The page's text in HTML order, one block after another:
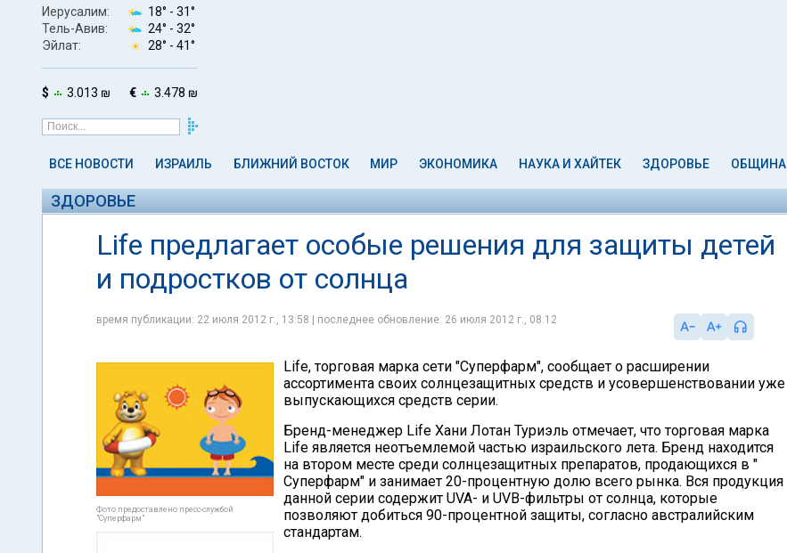
Иерусалим: 18° - 31°
Тель-Авив:
24° - 32°
Эйлат:
28° - 41°
$ 3.013 ₪ € 3.478 ₪
ВСЕ НОВОСТИ ИЗРАИЛЬ БЛИЖНИЙ ВОСТОК МИР ЭКОНОМИКА НАУКА И ХАЙТЕК ЗДОРОВЬЕ ОБЩИНА
ЗДОРОВЬЕ
Life предлагает особые решения для защиты детей
и подростков от солнца
время публикации: 22 июля 2012 г., 13:58 | последнее обновление: 26 июля 2012 г., 08:12
Фото предоставлено пресс-службой
"Суперфарм"
Life, торговая марка сети "Суперфарм", сообщает о расширении
ассортимента своих солнцезащитных средств и усовершенствовании уже
выпускающихся средств серии.
Бренд-менеджер Life Хани Лотан Туриэль отмечает, что торговая марка
Life является неотъемлемой частью израильского лета. Бренд находится
на втором месте среди солнцезащитных препаратов, продающихся в "
Суперфарм" и занимает 20-процентную долю всего рынка. Вся продукция
данной серии содержит UVA- и UVB-фильтры от солнца, которые
позволяют добиться 90-процентной защиты, согласно австралийским
стандартам.